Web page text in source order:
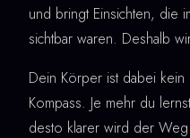
und bringt Einsichten, die
sichtbar waren. Deshalb
Dein Körper ist dabei
Kompass. Je mehr du
desto klarer wird der